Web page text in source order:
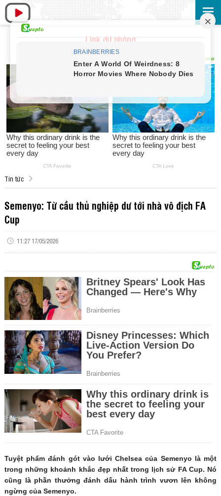
Link dự phòng
Tin tức
Semenyo: Từ cầu thủ nghiệp dư tới nhà vô địch FA
Cup
11:27 17/05/2026
Tuyệt phẩm đánh gót vào lưới Chelsea của Semenyo là một
trong những khoảnh khắc đẹp nhất trong lịch sử FA Cup. Nó
cũng là phần thưởng đánh dấu hành trình vươn lên không
ngừng của Semenyo.